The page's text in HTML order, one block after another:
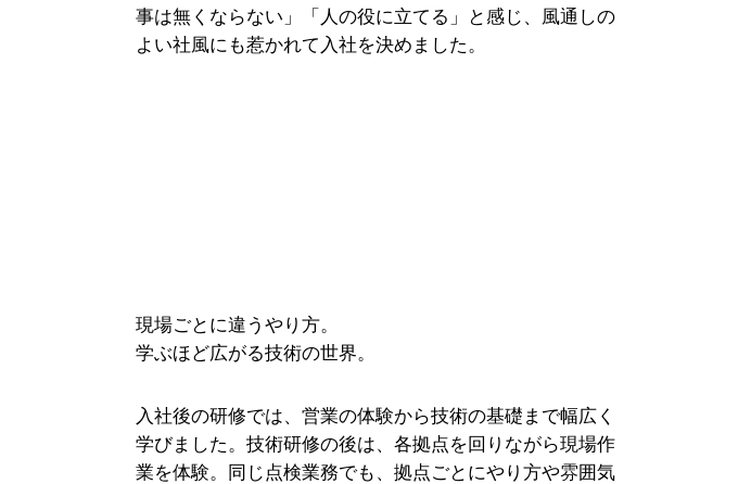
事は無くならない」「人の役に立てる」と感じ、風通しの
よい社風にも惹かれて入社を決めました。
現場ごとに違うやり方。
学ぶほど広がる技術の世界。
入社後の研修では、営業の体験から技術の基礎まで幅広く
学びました。技術研修の後は、各拠点を回りながら現場作
業を体験。同じ点検業務でも、拠点ごとにやり方や雰囲気